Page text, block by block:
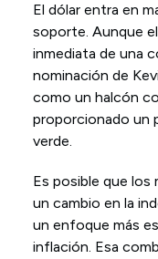
El dólar entra en
soporte. Aunque
inmediata de una
nominación de
como un halcón
proporcionado un
verde.
Es posible que los
un cambio en la
un enfoque más
inflación. Esa